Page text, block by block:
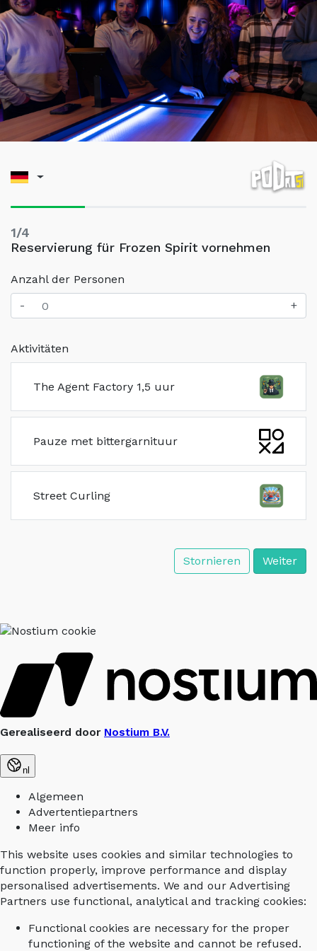
1/4
Reservierung für Frozen Spirit vornehmen
Anzahl der Personen
-
+
Aktivitäten
The Agent Factory 1,5 uur
Pauze met bittergarnituur
Street Curling
Stornieren Weiter